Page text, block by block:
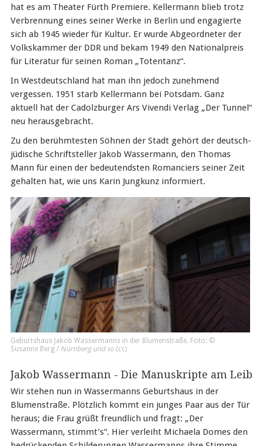
hat es am Theater Fürth Premiere. Kellermann blieb trotz
Verbrennung eines seiner Werke in Berlin und engagierte
sich ab 1945 wieder für Kultur. Er wurde Abgeordneter der
Volkskammer der DDR und bekam 1949 den Nationalpreis
für Literatur für seinen Roman „Totentanz“.
In Westdeutschland hat man ihn jedoch zunehmend
vergessen. 1951 starb Kellermann bei Potsdam. Ganz
aktuell hat der Cadolzburger Ars Vivendi Verlag „Der Tunnel“
neu herausgebracht.
Zu den berühmtesten Söhnen der Stadt gehört der deutsch-
jüdische Schriftsteller Jakob Wassermann, den Thomas
Mann für einen der bedeutendsten Romanciers seiner Zeit
gehalten hat, wie uns Karin Jungkunz informiert.
Geburtshaus Jakob Wassermanns in der Blumenstraße. Foto: ©
Susanne Berg / Nürnberg und so(cc)
Jakob Wassermann - Die Manuskripte am Leib
Wir stehen nun in Wassermanns Geburtshaus in der
Blumenstraße. Plötzlich kommt ein junges Paar aus der Tür
heraus; die Frau grüßt freundlich und fragt: „Der
Wassermann, stimmt’s“. Hier verleiht Michaela Domes den